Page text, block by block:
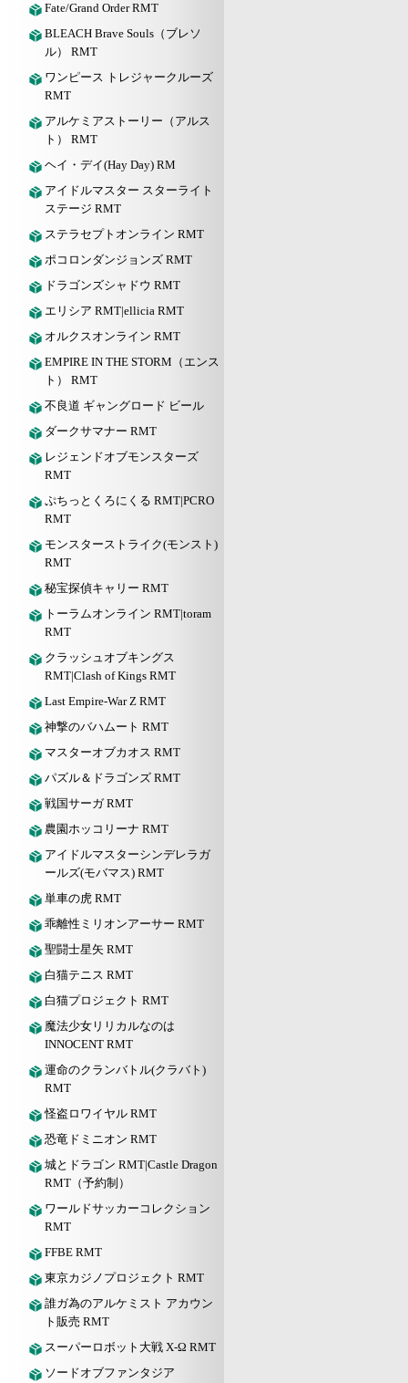
Fate/Grand Order RMT
BLEACH Brave Souls（ブレソ
ル） RMT
ワンピース トレジャークルーズ
RMT
アルケミアストーリー（アルス
ト） RMT
ヘイ・デイ(Hay Day) RM
アイドルマスター スターライト
ステージ RMT
ステラセプトオンライン RMT
ポコロンダンジョンズ RMT
ドラゴンズシャドウ RMT
エリシア RMT|ellicia RMT
オルクスオンライン RMT
EMPIRE IN THE STORM（エンス
ト） RMT
不良道 ギャングロード ビール
ダークサマナー RMT
レジェンドオブモンスターズ
RMT
ぷちっとくろにくる RMT|PCRO
RMT
モンスターストライク(モンスト)
RMT
秘宝探偵キャリー RMT
トーラムオンライン RMT|toram
RMT
クラッシュオブキングス
RMT|Clash of Kings RMT
Last Empire-War Z RMT
神撃のバハムート RMT
マスターオブカオス RMT
パズル＆ドラゴンズ RMT
戦国サーガ RMT
農園ホッコリーナ RMT
アイドルマスターシンデレラガ
ールズ(モバマス) RMT
単車の虎 RMT
乖離性ミリオンアーサー RMT
聖闘士星矢 RMT
白猫テニス RMT
白猫プロジェクト RMT
魔法少女リリカルなのは
INNOCENT RMT
運命のクランバトル(クラバト)
RMT
怪盗ロワイヤル RMT
恐竜ドミニオン RMT
城とドラゴン RMT|Castle Dragon
RMT（予約制）
ワールドサッカーコレクション
RMT
FFBE RMT
東京カジノプロジェクト RMT
誰ガ為のアルケミスト アカウン
ト販売 RMT
スーパーロボット大戦 X-Ω RMT
ソードオブファンタジア